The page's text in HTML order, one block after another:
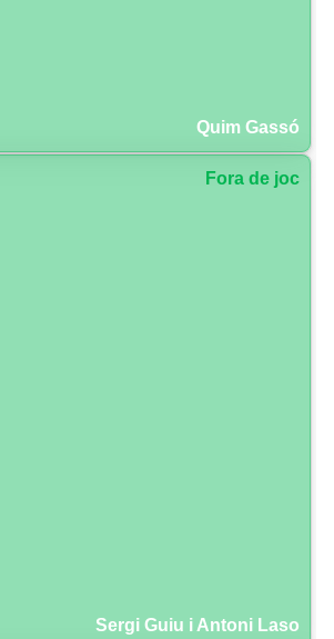
Quim Gassó
Fora de joc
Sergi Guiu i Antoni Laso